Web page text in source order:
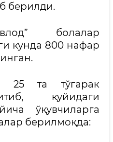
берилди.
болалар
кунда 800 нафар
25 та тўгарак
қуйидаги
ўқувчиларга
берилмоқда: